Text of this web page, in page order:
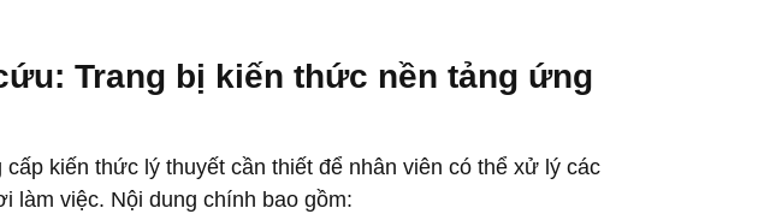
Trang bị kiến thức nền tảng ứng
kiến thức lý thuyết cần thiết để nhân viên có thể xử lý các
làm việc. Nội dung chính bao gồm: